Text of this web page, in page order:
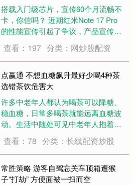
搭载入门级芯片，宣传60个月流畅不
卡，你信吗？ 近期红米Note 17 Pro
的性能宣传引起了争议，产品宣传详
很大。 但一些网友发现，宣传页最后
的小字写着：流畅不等于绝对不卡
顿。 宣传流畅不卡，但又说不是....
查看：197 分类：网炒股配资
点赢通 不想血糖飙升最好少喝4种茶
选错茶饮危害大
许多中老年人都认为喝茶可以降糖、
稳血糖，日常多喝茶就能远离血糖波
动。生活中随处可见中老年人抱着保
无负担的养生饮品，认为其能辅助调
节代谢。 然而，真实的健康真相与大
众的认知大相径庭。许多人只知道茶
叶有养生功效，....
查看：78 分类：长线配资炒股
常胜策略 游客自驾忘关车顶箱遭猴
子“打劫” 方便面被一扫而空